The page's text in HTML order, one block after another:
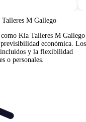
M Gallego
como Kia Talleres M Gallego
económica. Los
incluidos y la flexibilidad
o personales.